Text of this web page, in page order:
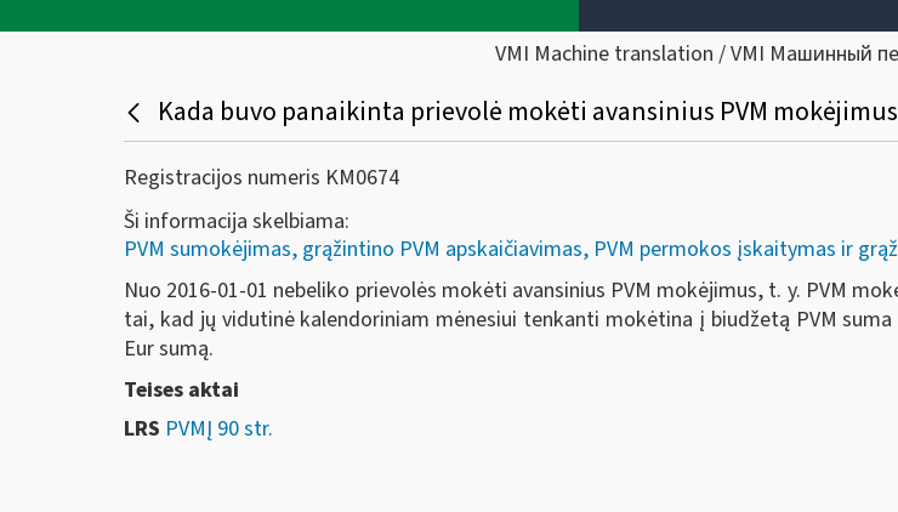
VMI Machine translation / VMI Машинный
Kada buvo panaikinta prievolė mokėti avansinius PVM
Registracijos numeris KM0674
Ši informacija skelbiama:
PVM sumokėjimas, grąžintino PVM apskaičiavimas, PVM permokos įskaitymas ir
Nuo 2016-01-01 nebeliko prievolės mokėti avansinius PVM mokėjimus, t. y. PVM
tai, kad jų vidutinė kalendoriniam mėnesiui tenkanti mokėtina į biudžetą PVM
Eur sumą.
Teises aktai
LRS PVMĮ 90 str.